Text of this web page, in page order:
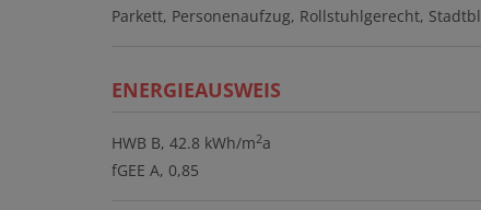
Parkett Personenaufzug Rollstuhlgerecht
ENERGIEAUSWEIS
HWB B, 42.8 kWh/m2a
fGEE A, 0,85